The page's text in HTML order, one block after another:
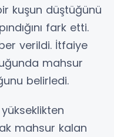
kuşun düştüğünü
fark etti.
verildi. İtfaiye
mahsur
belirledi.
mahsur kalan